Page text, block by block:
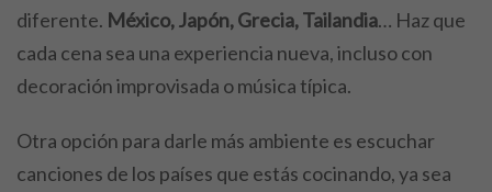
diferente. México, Japón, Grecia, Tailandia… Haz que
cada cena sea una experiencia nueva, incluso con
decoración improvisada o música típica.
Otra opción para darle más ambiente es escuchar
canciones de los países que estás cocinando, ya sea